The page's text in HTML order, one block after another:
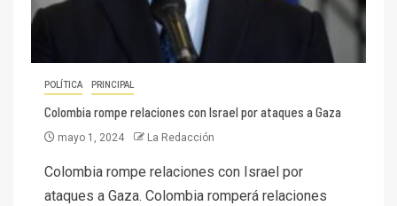
POLÍTICA PRINCIPAL
Colombia rompe relaciones con Israel por ataques a Gaza
mayo 1, 2024 La Redacción
Colombia rompe relaciones con Israel por
ataques a Gaza. Colombia romperá relaciones